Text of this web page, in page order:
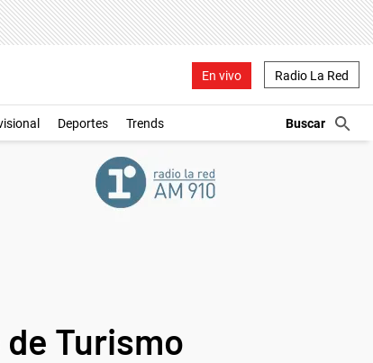
En vivo Radio La Red
Deportes Trends
Turismo